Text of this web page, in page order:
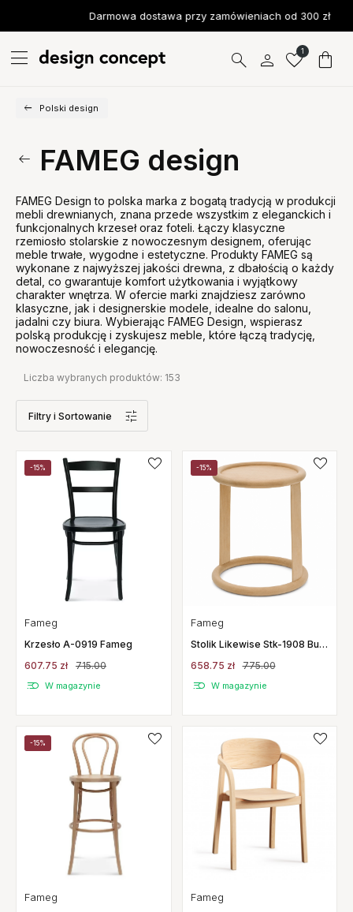
Darmowa dostawa przy zamówieniach od 300 zł
1
Polski design
FAMEG design
FAMEG Design to polska marka z bogatą tradycją w produkcji
mebli drewnianych, znana przede wszystkim z eleganckich i
funkcjonalnych krzeseł oraz foteli. Łączy klasyczne
rzemiosło stolarskie z nowoczesnym designem, oferując
meble trwałe, wygodne i estetyczne. Produkty FAMEG są
wykonane z najwyższej jakości drewna, z dbałością o każdy
detal, co gwarantuje komfort użytkowania i wyjątkowy
charakter wnętrza. W ofercie marki znajdziesz zarówno
klasyczne, jak i designerskie modele, idealne do salonu,
jadalni czy biura. Wybierając FAMEG Design, wspierasz
polską produkcję i zyskujesz meble, które łączą tradycję,
nowoczesność i elegancję.
Liczba wybranych produktów: 153
Filtry i Sortowanie
-15%
Fameg
Krzesło A-0919 Fameg
607.75 zł
715.00
W magazynie
-15%
Fameg
Stolik Likewise Stk-1908 Buk
658.75 zł 775.00
W magazynie
-15%
Fameg Fameg